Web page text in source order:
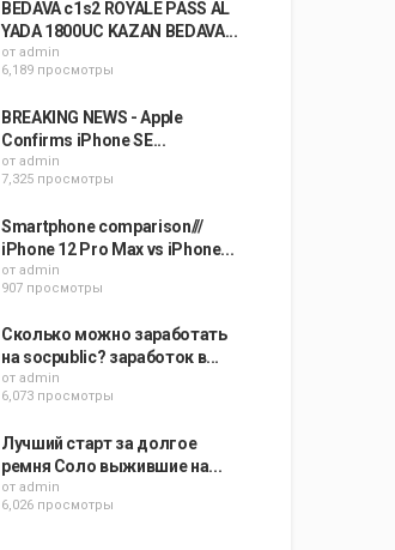
BEDAVA c1s2 ROYALE PASS AL
YADA 1800UC KAZAN BEDAVA...
от admin
6,189 просмотры
BREAKING NEWS - Apple
Confirms iPhone SE...
от admin
7,325 просмотры
Smartphone comparison///
iPhone 12 Pro Max vs iPhone...
от admin
907 просмотры
Сколько можно заработать
на socpublic? заработок в...
от admin
6,073 просмотры
Лучший старт за долгое
ремня Соло выжившие на...
от admin
6,026 просмотры